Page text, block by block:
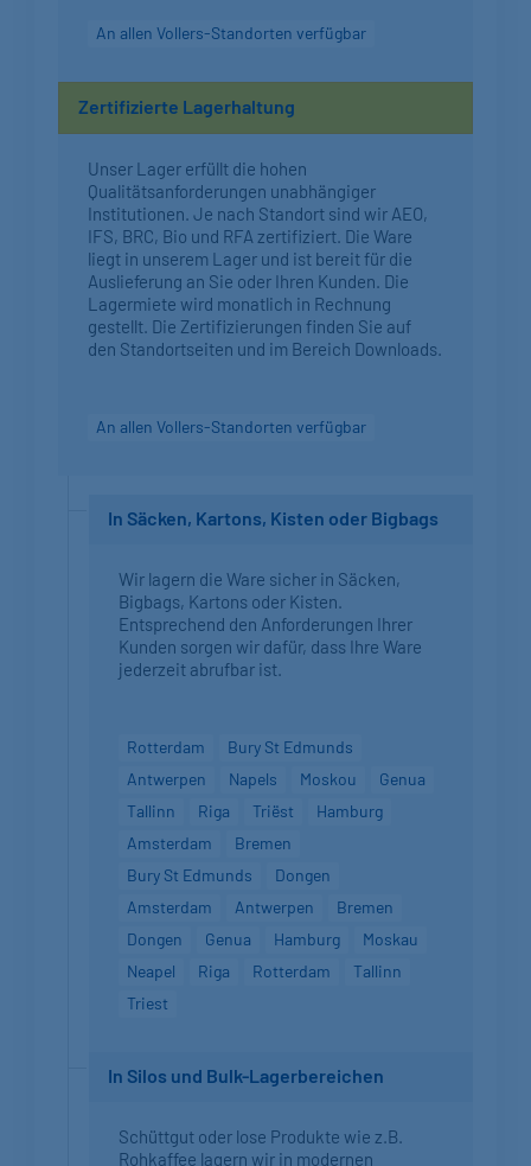
An allen Vollers-Standorten verfügbar
Zertifizierte Lagerhaltung
Unser Lager erfüllt die hohen
Qualitätsanforderungen unabhängiger
Institutionen. Je nach Standort sind wir AEO,
IFS, BRC, Bio und RFA zertifiziert. Die Ware
liegt in unserem Lager und ist bereit für die
Auslieferung an Sie oder Ihren Kunden. Die
Lagermiete wird monatlich in Rechnung
gestellt. Die Zertifizierungen finden Sie auf
den Standortseiten und im Bereich Downloads.
An allen Vollers-Standorten verfügbar
In Säcken, Kartons, Kisten oder Bigbags
Wir lagern die Ware sicher in Säcken,
Bigbags, Kartons oder Kisten.
Entsprechend den Anforderungen Ihrer
Kunden sorgen wir dafür, dass Ihre Ware
jederzeit abrufbar ist.
Rotterdam
Bury St Edmunds
Antwerpen
Napels Moskou
Genua
Tallinn
Riga Triëst
Hamburg
Amsterdam
Bremen
Bury St Edmunds
Dongen
Amsterdam
Antwerpen
Bremen
Dongen
Genua Hamburg
Moskau
Neapel
Riga Rotterdam
Tallinn
Triest
In Silos und Bulk-Lagerbereichen
Schüttgut oder lose Produkte wie z.B.
Rohkaffee lagern wir in modernen